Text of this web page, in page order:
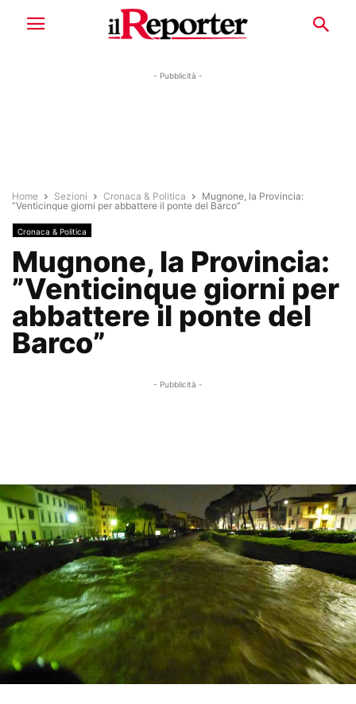
- Pubblicità -
Home Sezioni Cronaca & Politica
Mugnone, la Provincia:
”Venticinque giorni per abbattere il ponte del Barco”
Cronaca & Politica
Mugnone, la Provincia:
”Venticinque giorni per
abbattere il ponte del
Barco”
- Pubblicità -